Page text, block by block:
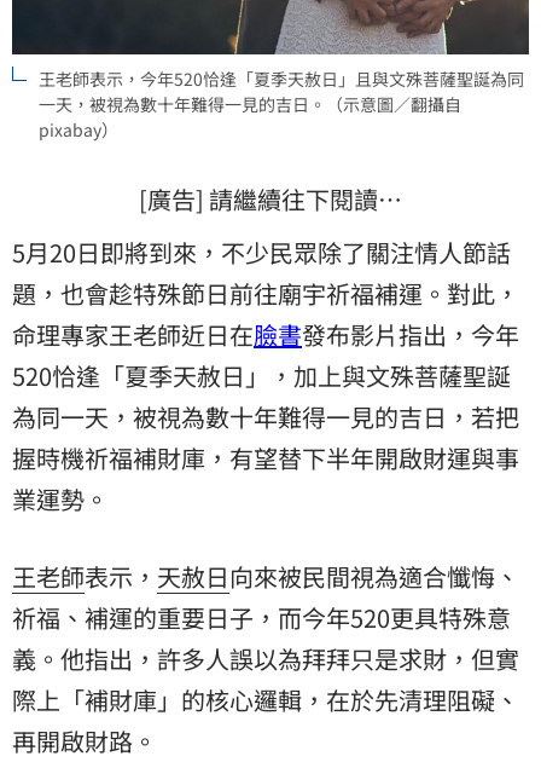
王老師表示，今年520恰逢「夏季天赦日」且與文殊菩薩聖誕為同
一天，被視為數十年難得一見的吉日。（示意圖／翻攝自
pixabay）
[廣告] 請繼續往下閱讀…
5月20日即將到來，不少民眾除了關注情人節話
題，也會趁特殊節日前往廟宇祈福補運。對此，
命理專家王老師近日在臉書發布影片指出，今年
520恰逢「夏季天赦日」，加上與文殊菩薩聖誕
為同一天，被視為數十年難得一見的吉日，若把
握時機祈福補財庫，有望替下半年開啟財運與事
業運勢。
王老師表示， 天赦日向來被民間視為適合懺悔、
祈福 、補運的重要日子，而今年520更具特殊意
義。他指出，許多人誤以為拜拜只是求財，但實
際上「補財庫」的核心邏輯，在於先清理阻礙、
再開啟財路。